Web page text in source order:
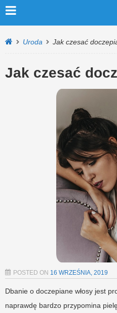
Uroda Jak czesać
Jak czesać
POSTED ON 16 WRZEŚNIA, 2019
Dbanie o doczepiane włosy jest
naprawdę bardzo przypomina